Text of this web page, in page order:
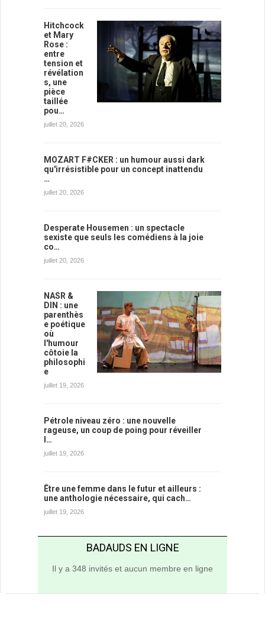
Hitchcock
et Mary
Rose :
entre
tension et
révélation
s, une
pièce
taillée
pou…
juillet 20, 2026
MOZART F#CKER : un humour aussi dark
qu'irrésistible pour un concept inattendu
…
juillet 20, 2026
Desperate Housemen : un spectacle
sexiste que seuls les comédiens à la joie
co…
juillet 20, 2026
NASR &
DIN : une
parenthès
e poétique
où
l'humour
côtoie la
philosophi
e
juillet 19, 2026
Pétrole niveau zéro : une nouvelle
rageuse, un coup de poing pour réveiller
l…
juillet 19, 2026
Être une femme dans le futur et ailleurs :
une anthologie nécessaire, qui cach…
juillet 19, 2026
BADAUDS EN LIGNE
Il y a 348 invités et aucun membre en ligne